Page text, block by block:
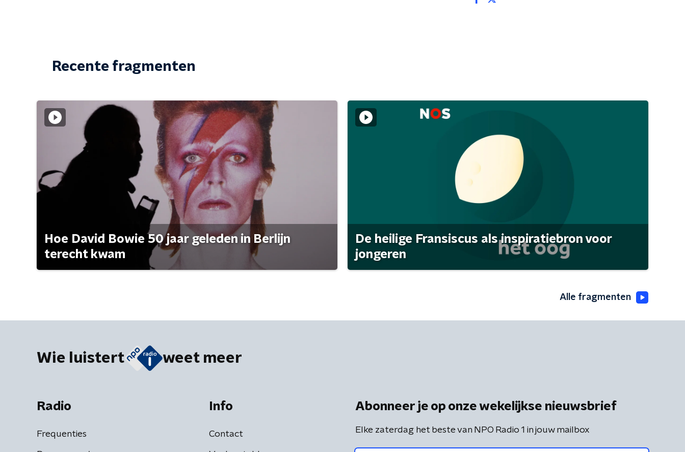
Recente fragmenten
Hoe David Bowie 50 jaar geleden in Berlijn
terecht kwam
De heilige Fransiscus als inspiratiebron voor
jongeren
Alle fragmenten
Wie luistert weet meer
Radio
Frequenties
Info
Contact
Abonneer je op onze wekelijkse nieuwsbrief
Elke zaterdag het beste van NPO Radio 1 in jouw mailbox